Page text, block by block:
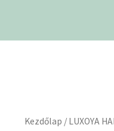
Kezdőlap / LUXOYA
LUXOYA